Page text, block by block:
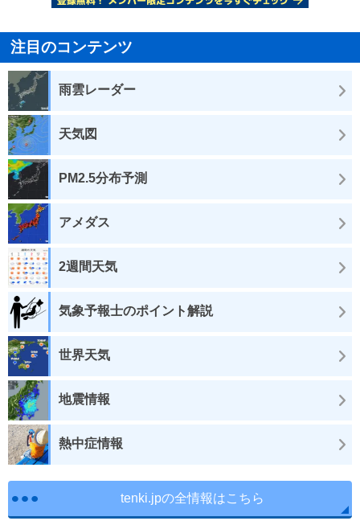
注目のコンテンツ
雨雲レーダー
天気図
PM2.5分布予測
アメダス
2週間天気
気象予報士のポイント解説
世界天気
地震情報
熱中症情報
tenki.jpの全情報はこちら